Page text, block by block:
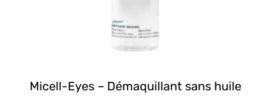
Micell-Eyes – Démaquillant sans huile